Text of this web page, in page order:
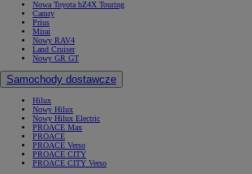
Nowa Toyota bZ4X Touring
Camry
Prius
Mirai
Nowy RAV4
Land Cruiser
Nowy GR GT
Samochody dostawcze
Hilux
Nowy Hilux
Nowy Hilux Electric
PROACE Max
PROACE
PROACE Verso
PROACE CITY
PROACE CITY Verso